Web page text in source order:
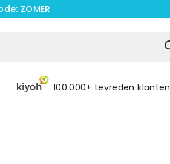
ZOMER
100.000+ tevreden klanten